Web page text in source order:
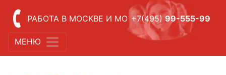
РАБОТА В МОСКВЕ И МО +7(495) 99-555-99
МЕНЮ